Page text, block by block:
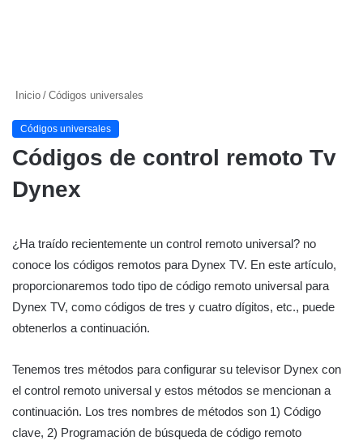
Inicio / Códigos universales
Códigos universales
Códigos de control remoto Tv
Dynex
¿Ha traído recientemente un control remoto universal? no
conoce los códigos remotos para Dynex TV. En este artículo,
proporcionaremos todo tipo de código remoto universal para
Dynex TV, como códigos de tres y cuatro dígitos, etc., puede
obtenerlos a continuación.
Tenemos tres métodos para configurar su televisor Dynex con
el control remoto universal y estos métodos se mencionan a
continuación. Los tres nombres de métodos son 1) Código
clave, 2) Programación de búsqueda de código remoto